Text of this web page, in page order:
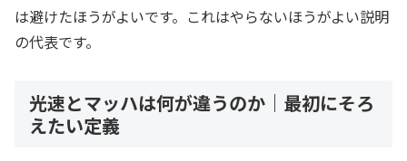
は避けたほうがよいです。これはやらないほうがよい説明
の代表です。
光速とマッハは何が違うのか｜最初にそろ
えたい定義